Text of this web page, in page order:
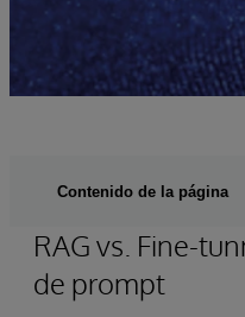
RAG vs. Fine-
de prompt
Contenido de la página